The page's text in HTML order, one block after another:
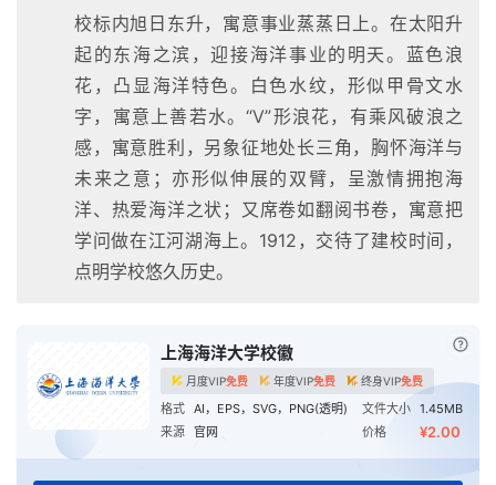
校标内旭日东升，寓意事业蒸蒸日上。在太阳升
起的东海之滨，迎接海洋事业的明天。蓝色浪
花，凸显海洋特色。白色水纹，形似甲骨文水
字，寓意上善若水。“V”形浪花，有乘风破浪之
感，寓意胜利，另象征地处长三角，胸怀海洋与
未来之意；亦形似伸展的双臂，呈激情拥抱海
洋、热爱海洋之状；又席卷如翻阅书卷，寓意把
学问做在江河湖海上。1912，交待了建校时间，
点明学校悠久历史。
上海海洋大学校徽
月度VIP免费 年度VIP免费 终身VIP免费
格式 AI，EPS，SVG，PNG(透明) 文件大小 1.45MB
来源 官网 价格 ¥2.00